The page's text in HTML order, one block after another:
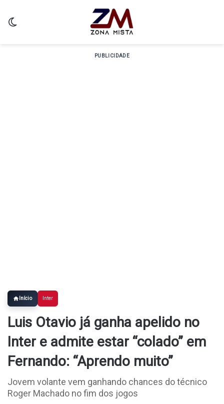
PUBLICIDADE
Início Inter
Luis Otavio já ganha apelido no
Inter e admite estar “colado” em
Fernando: “Aprendo muito”
Jovem volante vem ganhando chances do técnico
Roger Machado no fim dos jogos